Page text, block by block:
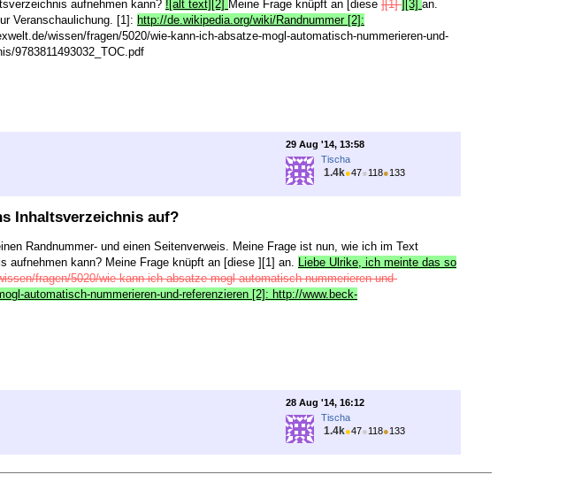
aufnehmen kann? ![alt text][2] Meine Frage knüpft an [diese ][1]][3] an.
Veranschaulichung. [1]: http://de.wikipedia.org/wiki/Randnummer [2]:
wissen/fragen/5020/wie-kann-ich-absatze-mogl-automatisch-nummerieren-und-
9783811493032_TOC.pdf
29 Aug '14, 13:58
Tischa
1.4k●47●118●133
Inhaltsverzeichnis auf?
Randnummer- und einen Seitenverweis. Meine Frage ist nun, wie ich im Text
aufnehmen kann? Meine Frage knüpft an [diese ][1] an. Liebe Ulrike, ich meinte das so
fragen/5020/wie-kann-ich-absatze-mogl-automatisch-nummerieren-und-
automatisch-nummerieren-und-referenzieren [2]: http://www.beck-
28 Aug '14, 16:12
Tischa
1.4k●47●118●133